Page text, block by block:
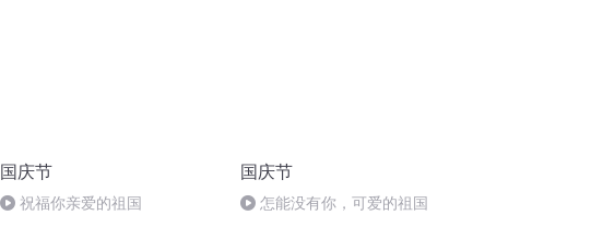
国庆节
祝福你亲爱的祖国
国庆节
怎能没有你，可爱的祖国